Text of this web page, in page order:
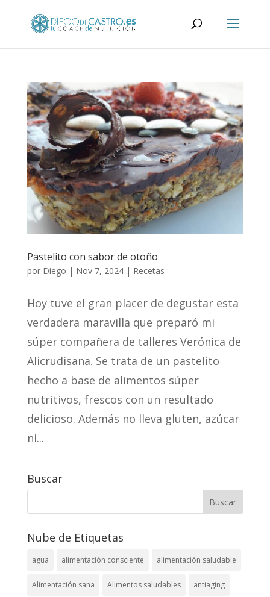
Pastelito con sabor de otoño
por Diego | Nov 7, 2024| Recetas
Hoy tuve el gran placer de degustar esta
verdadera maravilla que preparó mi
súper compañera de talleres Verónica de
Alicrudisana. Se trata de un pastelito
hecho a base de alimentos súper
nutritivos, frescos con un resultado
delicioso. Además no lleva gluten, azúcar
ni...
Buscar
Nube de Etiquetas
agua alimentación consciente alimentación saludable
Alimentación sana Alimentos saludables antiaging